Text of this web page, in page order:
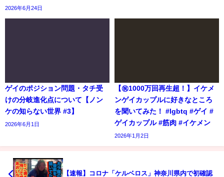
2026年6月24日
ゲイのポジション問題・タチ受
けの分岐進化点について【ノン
ケの知らない世界 #3】
2026年6月1日
【㊗️1000万回再生超！】イケメ
ンゲイカップルに好きなところ
を聞いてみた！ #lgbtq #ゲイ #
ゲイカップル #筋肉 #イケメン
2026年1月2日
【速報】コロナ「ケルベロス」神奈川県内で初確認